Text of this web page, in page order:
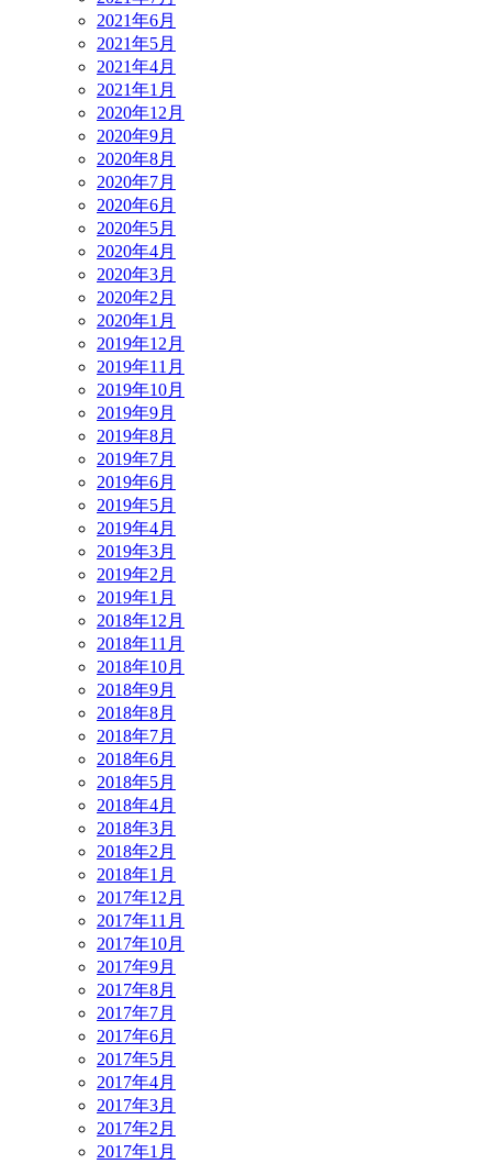
2021年6月
2021年5月
2021年4月
2021年1月
2020年12月
2020年9月
2020年8月
2020年7月
2020年6月
2020年5月
2020年4月
2020年3月
2020年2月
2020年1月
2019年12月
2019年11月
2019年10月
2019年9月
2019年8月
2019年7月
2019年6月
2019年5月
2019年4月
2019年3月
2019年2月
2019年1月
2018年12月
2018年11月
2018年10月
2018年9月
2018年8月
2018年7月
2018年6月
2018年5月
2018年4月
2018年3月
2018年2月
2018年1月
2017年12月
2017年11月
2017年10月
2017年9月
2017年8月
2017年7月
2017年6月
2017年5月
2017年4月
2017年3月
2017年2月
2017年1月